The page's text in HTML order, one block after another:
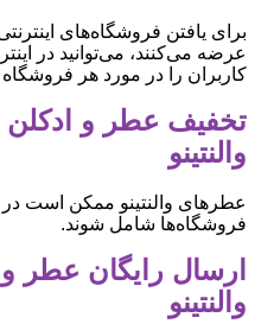
برای یافتن فروشگاه‌های
عرضه می‌کنند، می‌توانید در
کاربران را در مورد هر فروشگاه
والنتینو
عطرهای والنتینو ممکن است
فروشگاه‌ها شامل شوند.
والنتینو